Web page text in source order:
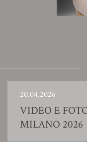
20.04.2026
VIDEO E
MILANO 2026